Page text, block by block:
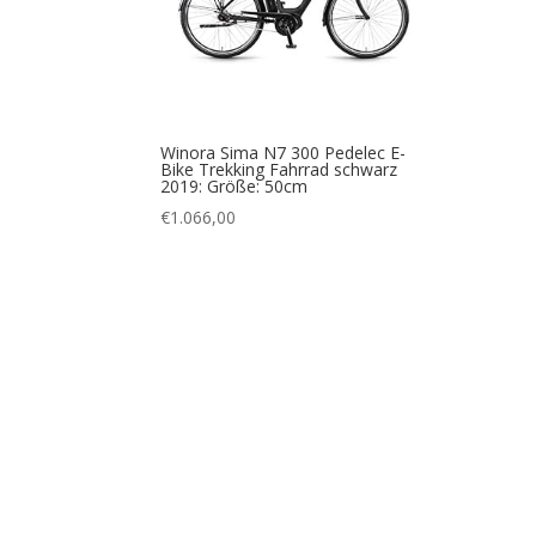
Winora Sima N7 300 Pedelec E-
Bike Trekking Fahrrad schwarz
2019: Größe: 50cm
€1.066,00